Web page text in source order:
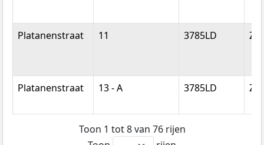
Platanenstraat 11 3785LD
Platanenstraat 13 - A 3785LD
Toon 1 tot 8 van 76 rijen